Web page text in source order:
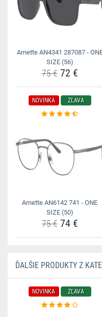
Arnette AN4341 287087 -
SIZE (56)
75 €72 €
NOVINKA ZĽAVA
Arnette AN6142 741 - ONE
SIZE (50)
75 €74 €
ĎALŠIE PRODUKTY Z
NOVINKA ZĽAVA